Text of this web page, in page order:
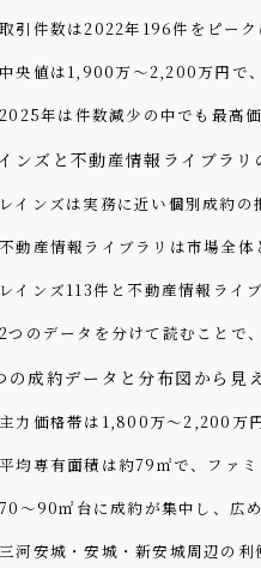
取引件数は2022年196件をピー
中央値は1,900万〜2,200万円で
2025年は件数減少の中でも最高
ンズと不動産情報ライブラ
レインズは実務に近い個別成約の
不動産情報ライブラリは市場全
レインズ113件と不動産情報ライ
2つのデータを分けて読むことで
の成約データと分布図から見
主力価格帯は1,800万〜2,200万
平均専有面積は約79㎡で、ファ
70〜90㎡台に成約が集中し、広
三河安城・安城・新安城周辺の利